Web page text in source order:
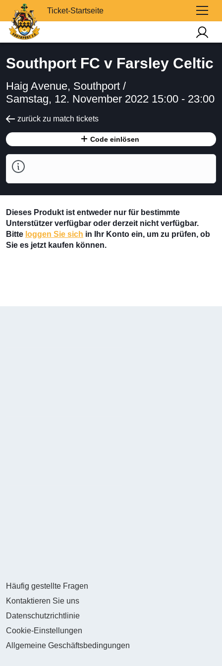
Ticket-Startseite
Southport FC v Farsley Celtic
Haig Avenue, Southport /
Samstag, 12. November 2022 15:00 - 23:00
zurück zu match tickets
Code einlösen
Dieses Produkt ist entweder nur für bestimmte
Unterstützer verfügbar oder derzeit nicht verfügbar.
Bitte loggen Sie sich in Ihr Konto ein, um zu prüfen, ob
Sie es jetzt kaufen können.
Häufig gestellte Fragen
Kontaktieren Sie uns
Datenschutzrichtlinie
Cookie-Einstellungen
Allgemeine Geschäftsbedingungen